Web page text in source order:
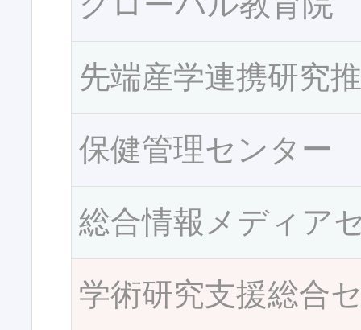
先端産学連携研究
保健管理センター
総合情報メディア
学術研究支援総合